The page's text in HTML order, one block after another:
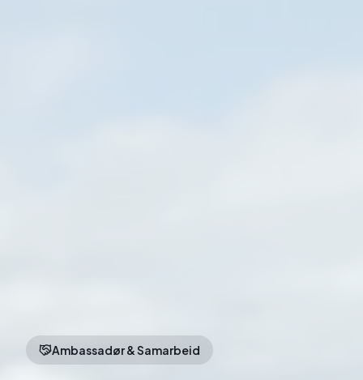
Ambassadør & Samarbeid